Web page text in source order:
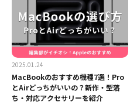
2025.01.24
MacBookのおすすめ機種7選！Pro
とAirどっちがいいの？新作・型落
ち・対応アクセサリーを紹介